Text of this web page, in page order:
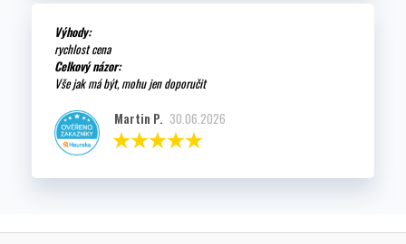
Výhody:
rychlost cena
Celkový názor:
Vše jak má být, mohu jen doporučit
Martin P. 30.06.2026